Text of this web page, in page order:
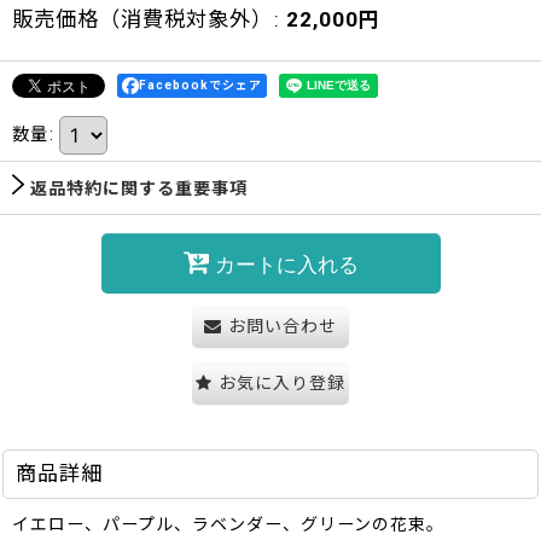
販売価格（消費税対象外） : 22,000 円
Facebookでシェア
数量:
返品特約に関する重要事項
カートに入れる
お問い合わせ
お気に入り登録
商品詳細
イエロー、パープル、ラベンダー、グリーンの花束。